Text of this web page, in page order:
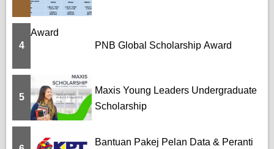
4 PNB Global Scholarship Award
5
Maxis Young Leaders Undergraduate
Scholarship
Bantuan Pakej Pelan Data & Peranti